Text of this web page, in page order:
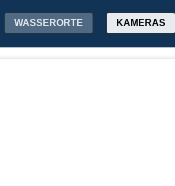
WASSERORTE KAMERAS